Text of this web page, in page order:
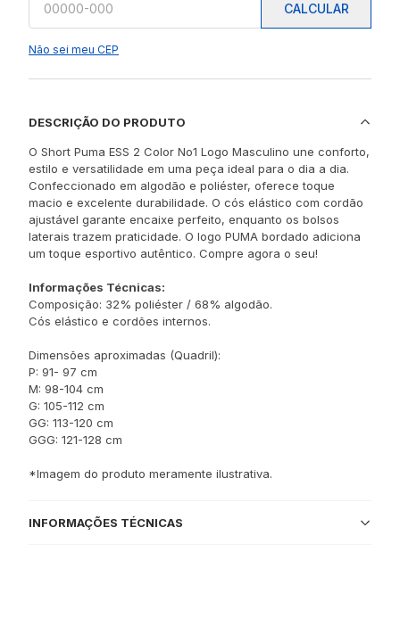
CALCULAR
Não sei meu CEP
DESCRIÇÃO DO PRODUTO
O Short Puma ESS 2 Color No1 Logo Masculino une conforto,
estilo e versatilidade em uma peça ideal para o dia a dia.
Confeccionado em algodão e poliéster, oferece toque
macio e excelente durabilidade. O cós elástico com cordão
ajustável garante encaixe perfeito, enquanto os bolsos
laterais trazem praticidade. O logo PUMA bordado adiciona
um toque esportivo autêntico. Compre agora o seu!
Informações Técnicas:
Composição: 32% poliéster / 68% algodão.
Cós elástico e cordões internos.
Dimensões aproximadas (Quadril):
P: 91- 97 cm
M: 98-104 cm
G: 105-112 cm
GG: 113-120 cm
GGG: 121-128 cm
*Imagem do produto meramente ilustrativa.
INFORMAÇÕES TÉCNICAS